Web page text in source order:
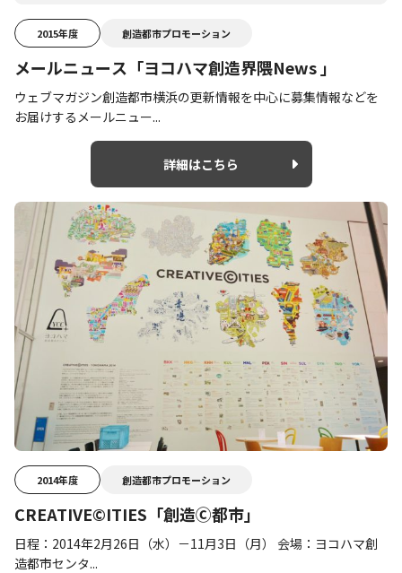
2015年度 創造都市プロモーション
メールニュース「ヨコハマ創造界隈News 」
ウェブマガジン創造都市横浜の更新情報を中心に募集情報などを
お届けするメールニュー...
詳細はこちら
2014年度 創造都市プロモーション
CREATIVE©ITIES「創造Ⓒ都市」
日程：2014年2月26日（水）－11月3日（月） 会場：ヨコハマ創
造都市センタ...